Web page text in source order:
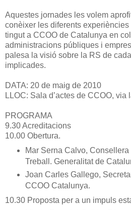
Aquestes jornades les volem
conèixer les diferents
tingut a CCOO de Catalunya en
administracions públiques i
palesa la visió sobre la RS de
implicades.
DATA: 20 de maig de 2010
LLOC: Sala d’actes de CCOO, via
PROGRAMA
9.30 Acreditacions
10.00 Obertura.
Mar Serna Calvo, Consellera
Treball. Generalitat de
Joan Carles Gallego,
CCOO Catalunya.
10.30 Proposta per a un impuls